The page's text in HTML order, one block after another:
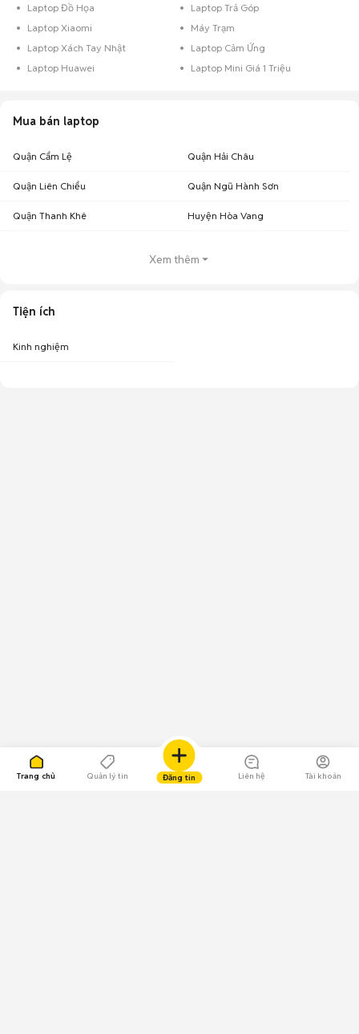
Trang chủ Quản lý tin Đăng tin Liên hệ Tài khoản
Laptop Đồ Họa
Laptop Trả Góp
Laptop Xiaomi
Máy Trạm
Laptop Xách Tay Nhật
Laptop Cảm Ứng
Laptop Huawei
Laptop Mini Giá 1 Triệu
Mua bán laptop
Quận Cẩm Lệ Quận Hải Châu
Quận Liên Chiểu Quận Ngũ Hành Sơn
Quận Thanh Khê Huyện Hòa Vang
Xem thêm
Tiện ích
Kinh nghiệm